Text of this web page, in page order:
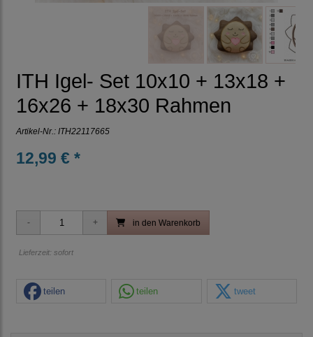
ITH Igel- Set 10x10 + 13x18 +
16x26 + 18x30 Rahmen
Artikel-Nr.: ITH22117665
12,99 € *
in den Warenkorb
Lieferzeit: sofort
teilen teilen tweet